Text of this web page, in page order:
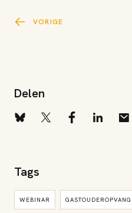
VORIGE
Delen
Tags
WEBINAR GASTOUDEROPVANG